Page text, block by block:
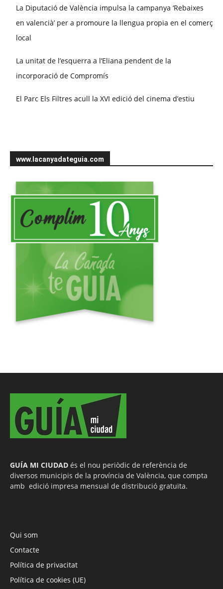
La Diputació de València impulsa la campanya ‘Rebaixes
en valencià’ per a promoure la llengua propia en el comerç
local
La unitat de l’esquerra a l’Eliana pendent de la
incorporació de Compromís
El Parc Els Filtres acull la XVI edició del cinema d’estiu
www.lacanyadateguia.com
GUÍA MI CIUDAD és el nou periòdic de referència de
diversos municipis de la província de València, que compta
amb edició impresa mensual de distribució gratuïta.
Qui som
Contacte
Política de privacitat
Política de cookies (UE)